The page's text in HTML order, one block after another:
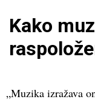
Kako
„Muzika izražava